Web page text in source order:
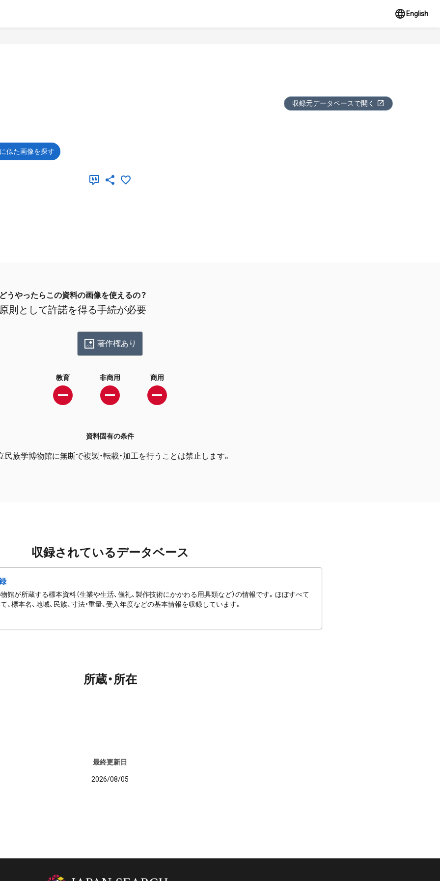
English
収録元データベースで開く
似た画像を探す
どうやったらこの資料の画像を使えるの？
原則として許諾を得る手続が必要
著作権あり
教育 非商用 商用
資料固有の条件
民族学博物館に無断で複製・転載・加工を行うことは禁止します。
収録されているデータベース
館が所蔵する標本資料（生業や生活、儀礼、製作技術にかかわる用具類など）の情報です。ほぼすべて
、標本名、地域、民族、寸法・重量、受入年度などの基本情報を収録しています。
所蔵・所在
最終更新日
2026/08/05